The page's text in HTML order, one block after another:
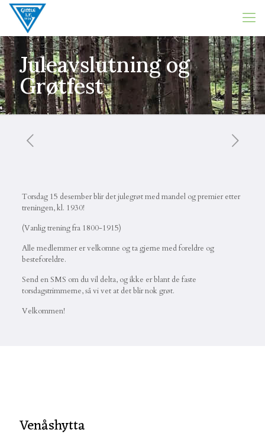
Juleavslutning og
Grøtfest
Torsdag 15 desember blir det julegrøt med mandel og premier etter
treningen, kl. 1930!
(Vanlig trening fra 1800-1915)
Alle medlemmer er velkomne og ta gjerne med foreldre og
besteforeldre.
Send en SMS om du vil delta, og ikke er blant de faste
torsdagstrimmerne, så vi vet at det blir nok grøt.
Velkommen!
Venåshytta